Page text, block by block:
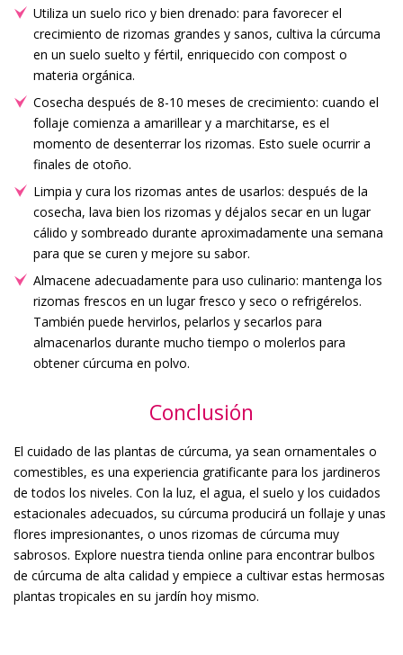
Utiliza un suelo rico y bien drenado: para favorecer el
crecimiento de rizomas grandes y sanos, cultiva la cúrcuma
en un suelo suelto y fértil, enriquecido con compost o
materia orgánica.
Cosecha después de 8-10 meses de crecimiento: cuando el
follaje comienza a amarillear y a marchitarse, es el
momento de desenterrar los rizomas. Esto suele ocurrir a
finales de otoño.
Limpia y cura los rizomas antes de usarlos: después de la
cosecha, lava bien los rizomas y déjalos secar en un lugar
cálido y sombreado durante aproximadamente una semana
para que se curen y mejore su sabor.
Almacene adecuadamente para uso culinario: mantenga los
rizomas frescos en un lugar fresco y seco o refrigérelos.
También puede hervirlos, pelarlos y secarlos para
almacenarlos durante mucho tiempo o molerlos para
obtener cúrcuma en polvo.
Conclusión
El cuidado de las plantas de cúrcuma, ya sean ornamentales o
comestibles, es una experiencia gratificante para los jardineros
de todos los niveles. Con la luz, el agua, el suelo y los cuidados
estacionales adecuados, su cúrcuma producirá un follaje y unas
flores impresionantes, o unos rizomas de cúrcuma muy
sabrosos. Explore nuestra tienda online para encontrar bulbos
de cúrcuma de alta calidad y empiece a cultivar estas hermosas
plantas tropicales en su jardín hoy mismo.